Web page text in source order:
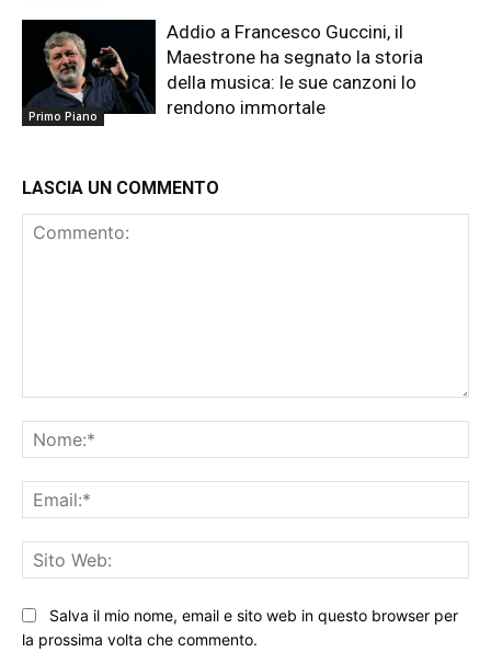
Primo Piano
Addio a Francesco Guccini, il
Maestrone ha segnato la storia
della musica: le sue canzoni lo
rendono immortale
LASCIA UN COMMENTO
Salva il mio nome, email e sito web in questo browser per
la prossima volta che commento.